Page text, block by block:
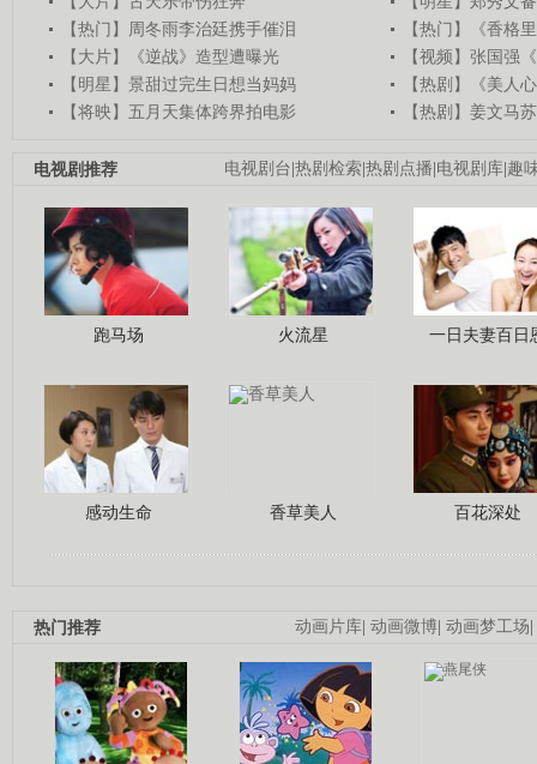
【热门】周冬雨李治廷携手催泪
【热门】《香格
【大片】《逆战》造型遭曝光
【视频】张国强
【明星】景甜过完生日想当妈妈
【热剧】《美人
【将映】五月天集体跨界拍电影
【热剧】姜文马
电视剧台|热剧检索|热剧点播|电视剧库|趣
电视剧推荐
跑马场 火流星 一日夫妻百日
感动生命 香草美人 百花深处
动画片库| 动画微博| 动画梦工场|
热门推荐